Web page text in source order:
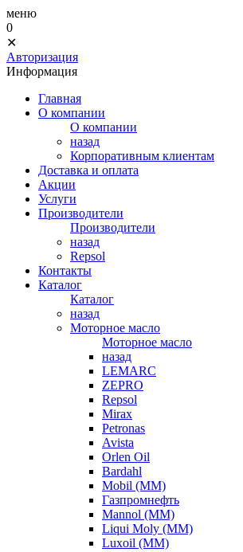
меню
0
✕
Авторизация
Информация
Главная
О компании
О компании
назад
Корпоративным клиентам
Доставка и оплата
Акции
Услуги
Производители
Производители
назад
Repsol
Контакты
Каталог
Каталог
назад
Моторное масло
Моторное масло
назад
LEMARC
ZEPRO
Repsol
Mirax
Petronas
Avista
Orlen Oil
Bardahl
Mobil (ММ)
Газпромнефть
Mannol (ММ)
Liqui Moly (ММ)
Luxoil (ММ)